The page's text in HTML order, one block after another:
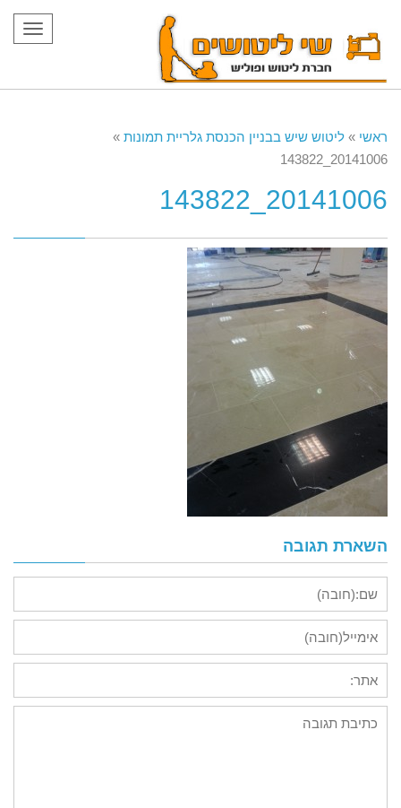
ראשי » ליטוש שיש בבניין הכנסת גלריית תמונות »
20141006_143822
20141006_143822
השארת תגובה